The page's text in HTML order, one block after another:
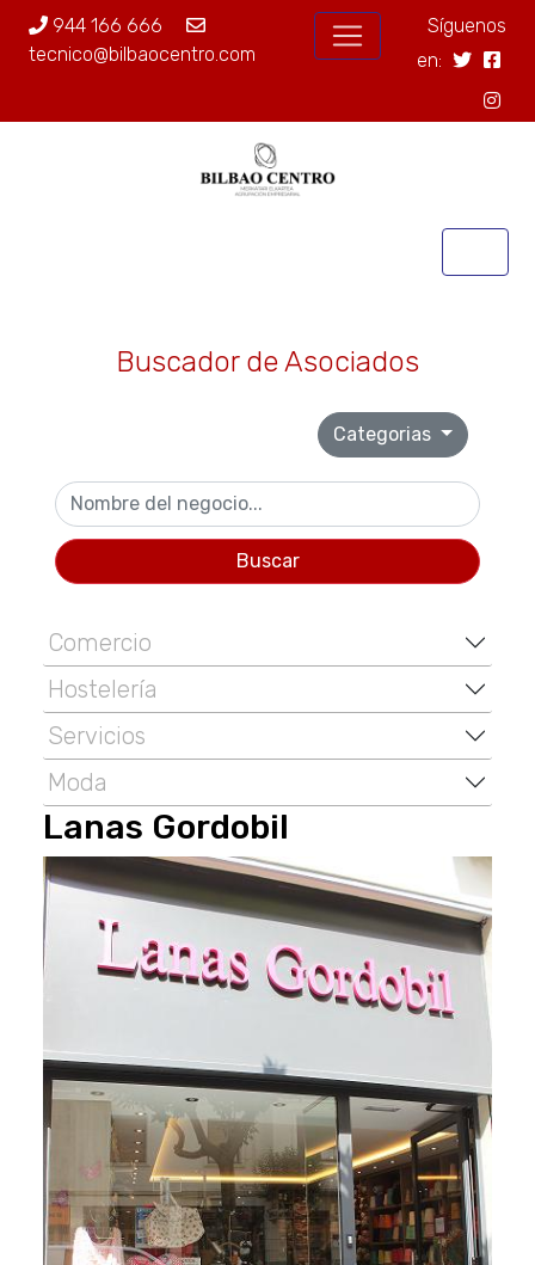
944 166 666
tecnico@bilbaocentro.com
Síguenos
en:
Buscador de Asociados
Categorias
Buscar
Comercio
Hostelería
Servicios
Moda
Lanas Gordobil